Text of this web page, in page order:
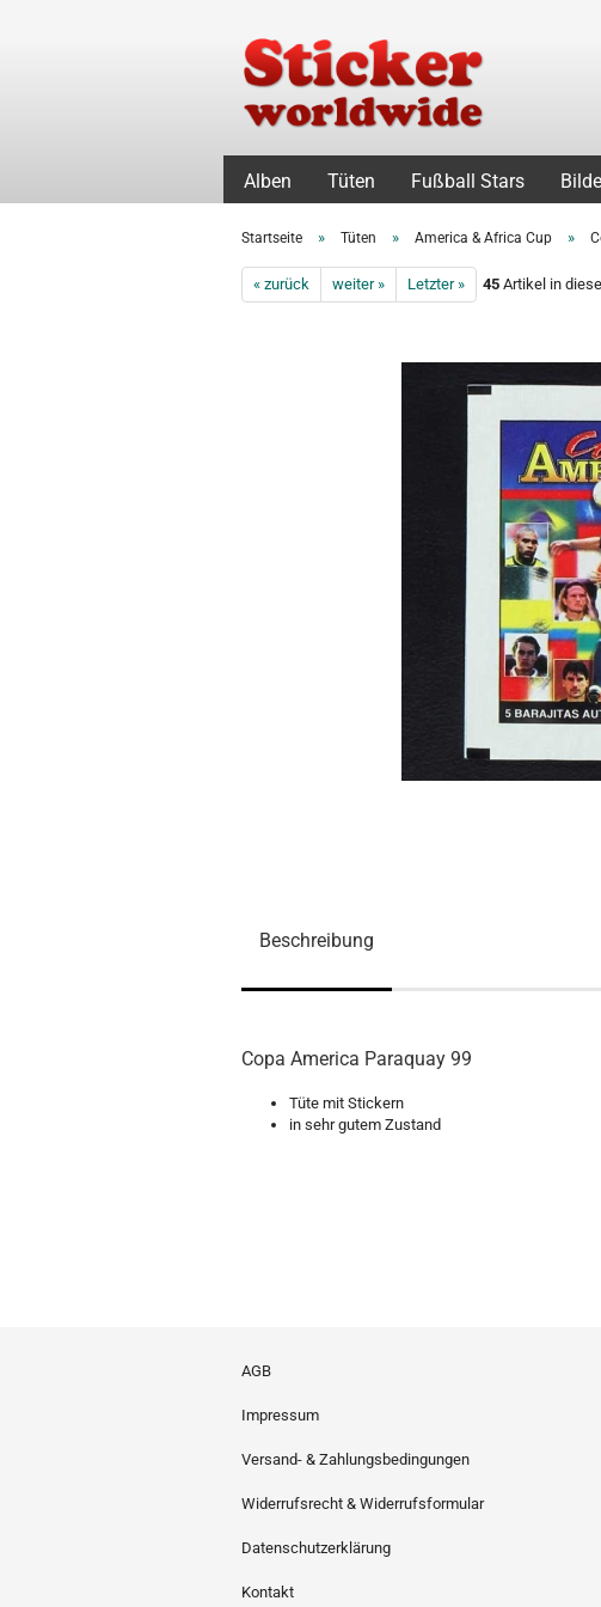
Alben Tüten Fußball Stars
Startseite » Tüten » America & Africa Cup »
« zurück weiter » Letzter » 45 Artikel in
Beschreibung
Copa America Paraquay 99
Tüte mit Stickern
in sehr gutem Zustand
AGB
Impressum
Versand- & Zahlungsbedingungen
Widerrufsrecht & Widerrufsformular
Datenschutzerklärung
Kontakt